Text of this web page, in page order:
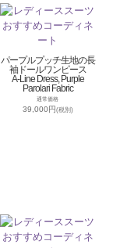
パープルプッチ生地の長
袖ドールワンピース
A-Line Dress, Purple
Parolari Fabric
通常価格
39,000円(税別)